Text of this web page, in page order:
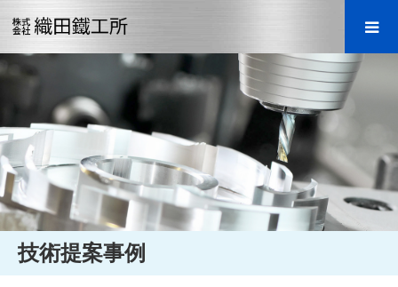
技術提案事例